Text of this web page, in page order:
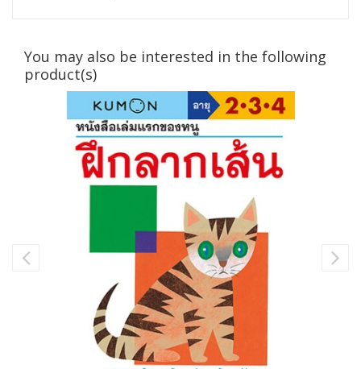
You may also be interested in the following
product(s)